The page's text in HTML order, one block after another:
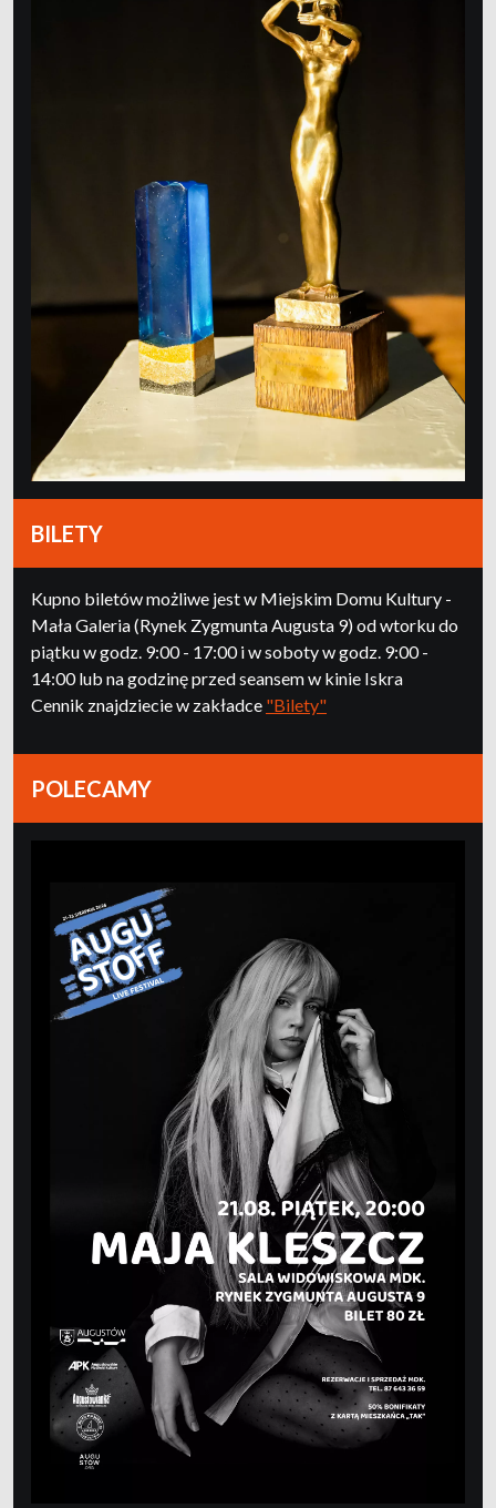
BILETY
Kupno biletów możliwe jest w Miejskim Domu Kultury -
Mała Galeria (Rynek Zygmunta Augusta 9) od wtorku do
piątku w godz. 9:00 - 17:00 i w soboty w godz. 9:00 -
14:00 lub na godzinę przed seansem w kinie Iskra
Cennik znajdziecie w zakładce "Bilety"
POLECAMY